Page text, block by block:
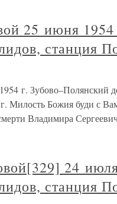
25 июня 1954
станция
г. Зубово–Полянский
Милость Божия буди с
Владимира
24 июля
станция